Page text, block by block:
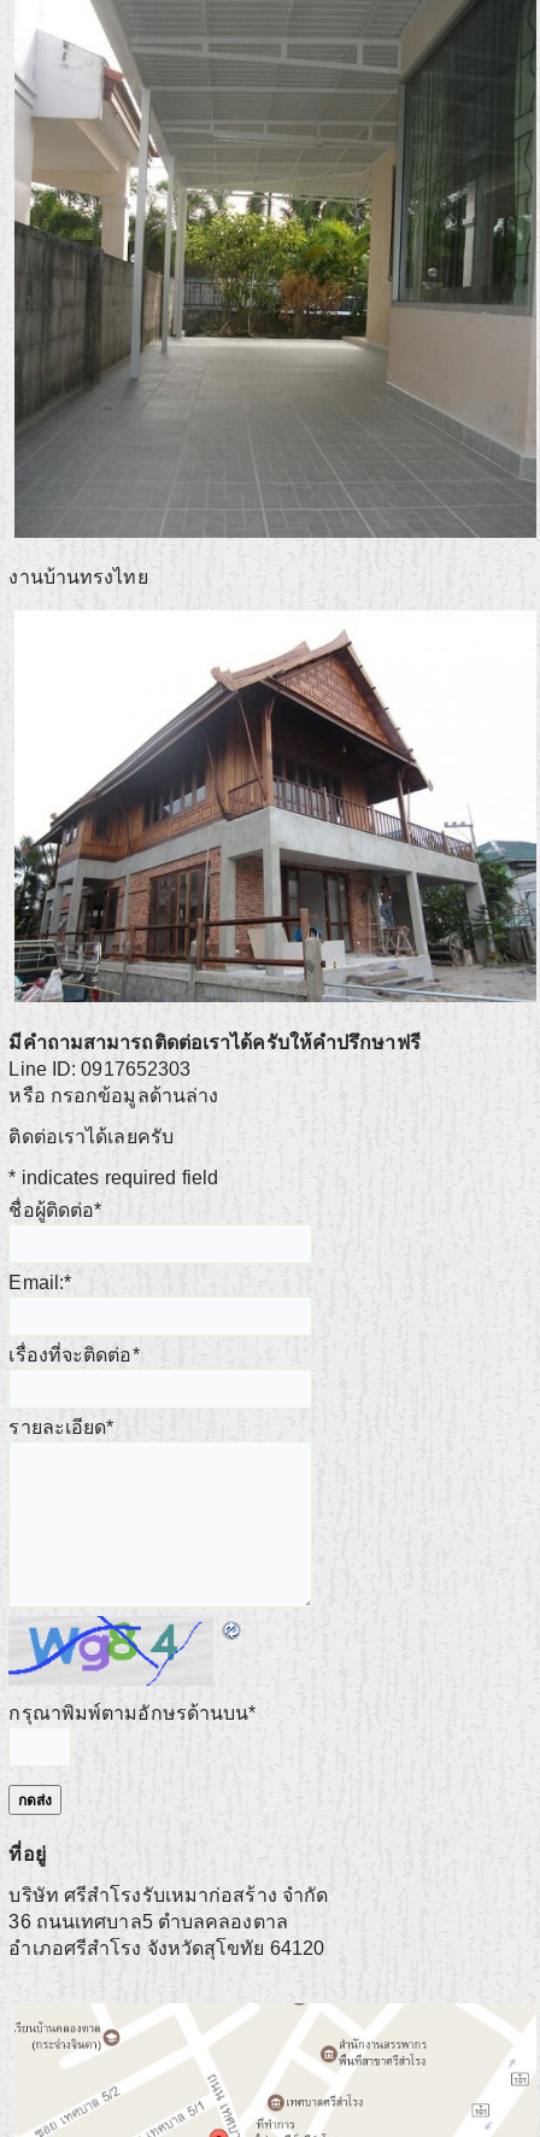
งานบ้านทรงไทย
มีคำถามสามารถติดต่อเราได้ครับให้คำปรึกษาฟรี
Line ID: 0917652303
หรือ กรอกข้อมูลด้านล่าง
ติดต่อเราได้เลยครับ
* indicates required field
ชื่อผู้ติดต่อ*
Email:*
เรื่องที่จะติดต่อ*
รายละเอียด*
กรุณาพิมพ์ตามอักษรด้านบน*
ที่อยู่
บริษัท ศรีสำโรงรับเหมาก่อสร้าง จำกัด
36 ถนนเทศบาล5 ตำบลคลองตาล
อำเภอศรีสำโรง จังหวัดสุโขทัย 64120